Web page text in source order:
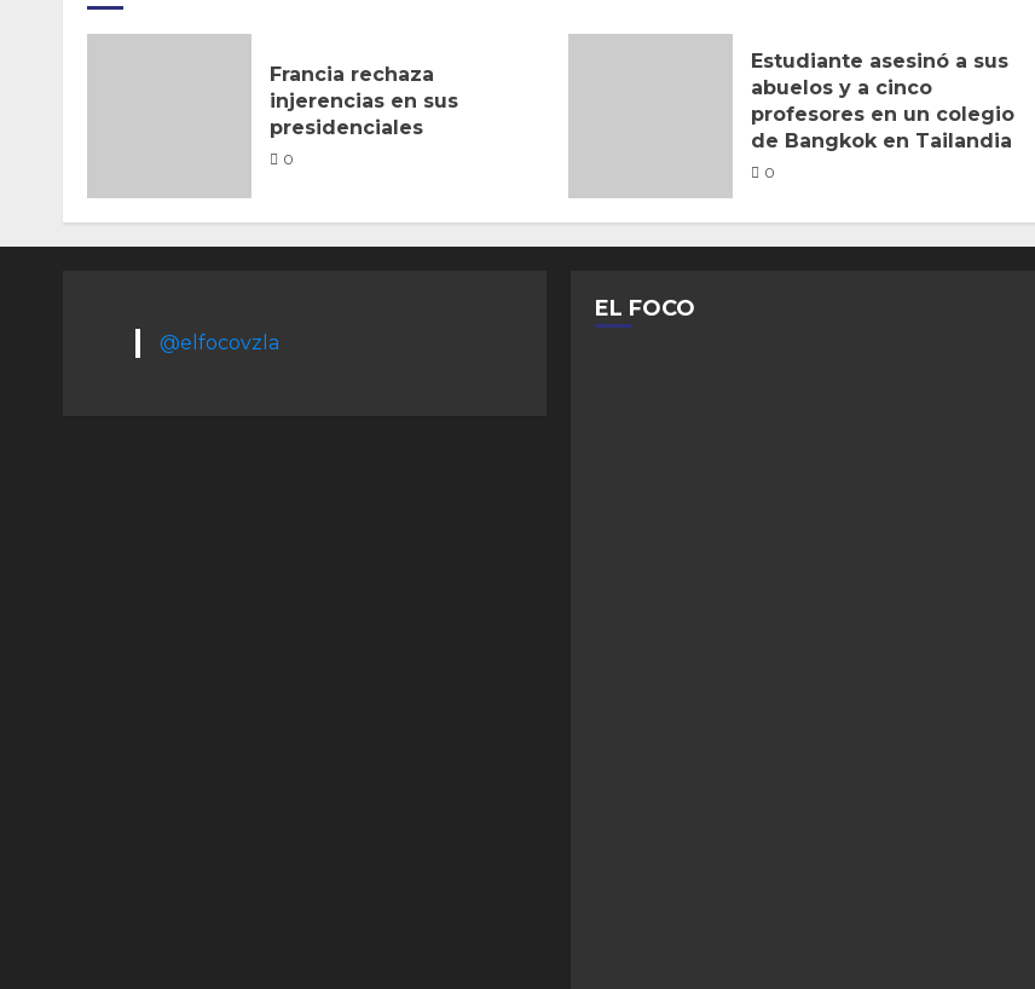
Francia rechaza
injerencias en sus
presidenciales
0
Estudiante asesinó a sus
abuelos y a cinco
profesores en un colegio
de Bangkok en Tailandia
0
@elfocovzla
EL FOCO